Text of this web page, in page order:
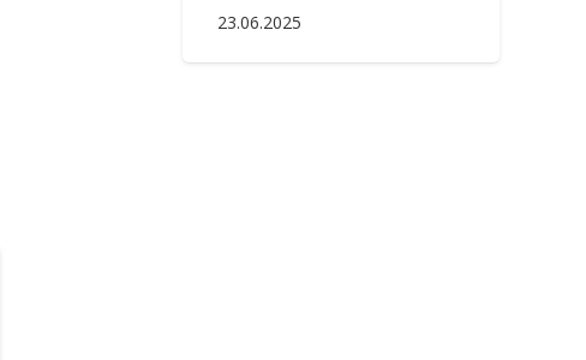
23.06.2025